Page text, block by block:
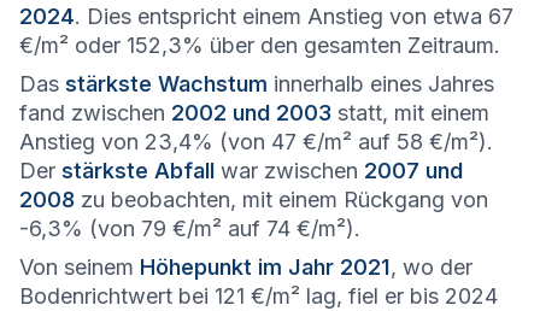
2024. Dies entspricht einem Anstieg von etwa 67
€/m² oder 152,3% über den gesamten Zeitraum.
Das stärkste Wachstum innerhalb eines Jahres
fand zwischen 2002 und 2003 statt, mit einem
Anstieg von 23,4% (von 47 €/m² auf 58 €/m²).
Der stärkste Abfall war zwischen 2007 und
2008 zu beobachten, mit einem Rückgang von
-6,3% (von 79 €/m² auf 74 €/m²).
Von seinem Höhepunkt im Jahr 2021, wo der
Bodenrichtwert bei 121 €/m² lag, fiel er bis 2024